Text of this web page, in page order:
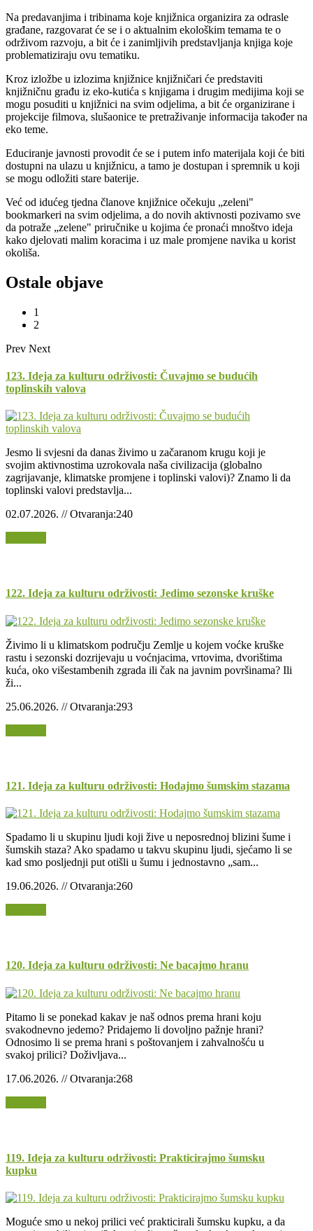
Na predavanjima i tribinama koje knjižnica organizira za odrasle
građane, razgovarat će se i o aktualnim ekološkim temama te o
održivom razvoju, a bit će i zanimljivih predstavljanja knjiga koje
problematiziraju ovu tematiku.
Kroz izložbe u izlozima knjižnice knjižničari će predstaviti
knjižničnu građu iz eko-kutića s knjigama i drugim medijima koji se
mogu posuditi u knjižnici na svim odjelima, a bit će organizirane i
projekcije filmova, slušaonice te pretraživanje informacija također na
eko teme.
Educiranje javnosti provodit će se i putem info materijala koji će biti
dostupni na ulazu u knjižnicu, a tamo je dostupan i spremnik u koji
se mogu odložiti stare baterije.
Već od idućeg tjedna članove knjižnice očekuju „zeleni"
bookmarkeri na svim odjelima, a do novih aktivnosti pozivamo sve
da potraže „zelene" priručnike u kojima će pronaći mnoštvo ideja
kako djelovati malim koracima i uz male promjene navika u korist
okoliša.
Ostale objave
1
2
Prev Next
123. Ideja za kulturu održivosti: Čuvajmo se budućih
toplinskih valova
Jesmo li svjesni da danas živimo u začaranom krugu koji je
svojim aktivnostima uzrokovala naša civilizacija (globalno
zagrijavanje, klimatske promjene i toplinski valovi)? Znamo li da
toplinski valovi predstavlja...
02.07.2026. // Otvaranja:240
122. Ideja za kulturu održivosti: Jedimo sezonske kruške
Živimo li u klimatskom području Zemlje u kojem voćke kruške
rastu i sezonski dozrijevaju u voćnjacima, vrtovima, dvorištima
kuća, oko višestambenih zgrada ili čak na javnim površinama? Ili
ži...
25.06.2026. // Otvaranja:293
121. Ideja za kulturu održivosti: Hodajmo šumskim stazama
Spadamo li u skupinu ljudi koji žive u neposrednoj blizini šume i
šumskih staza? Ako spadamo u takvu skupinu ljudi, sjećamo li se
kad smo posljednji put otišli u šumu i jednostavno „sam...
19.06.2026. // Otvaranja:260
120. Ideja za kulturu održivosti: Ne bacajmo hranu
Pitamo li se ponekad kakav je naš odnos prema hrani koju
svakodnevno jedemo? Pridajemo li dovoljno pažnje hrani?
Odnosimo li se prema hrani s poštovanjem i zahvalnošću u
svakoj prilici? Doživljava...
17.06.2026. // Otvaranja:268
119. Ideja za kulturu održivosti: Prakticirajmo šumsku
kupku
Moguće smo u nekoj prilici već prakticirali šumsku kupku, a da